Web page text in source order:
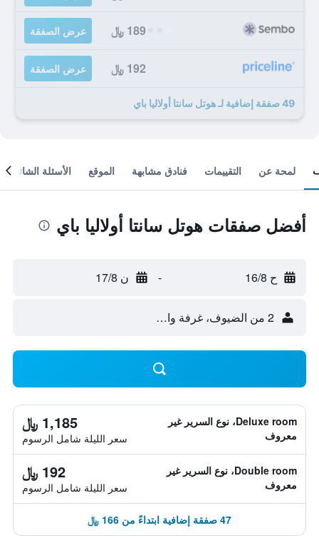
189 ﷼ عرض الصفقة
192 ﷼ عرض الصفقة
49 صفقة إضافية لـ هوتل سانتا أولاليا باي
لمحة عن التقييمات فنادق مشابهة الموقع الأسئلة الشائعة
أفضل صفقات هوتل سانتا أولاليا باي
ح 16/8 - ن 17/8
2 من الضيوف، غرفة واحدة
Deluxe room، نوع السرير غير
معروف
1,185 ﷼
سعر الليلة شامل الرسوم
Double room، نوع السرير غير
معروف
192 ﷼
سعر الليلة شامل الرسوم
47 صفقة إضافية ابتداءً من 166 ﷼